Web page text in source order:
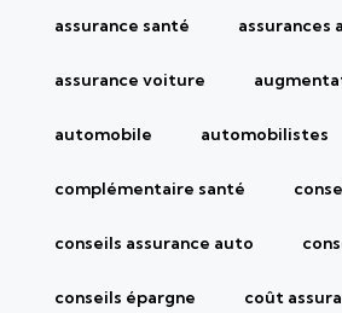
assurance santé assurances
assurance voiture
automobile automobilistes
complémentaire santé
conseils assurance auto
conseils épargne coût